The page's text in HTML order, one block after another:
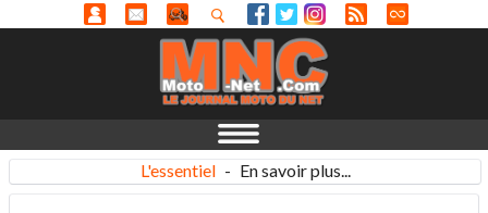
L'essentiel - En savoir plus...